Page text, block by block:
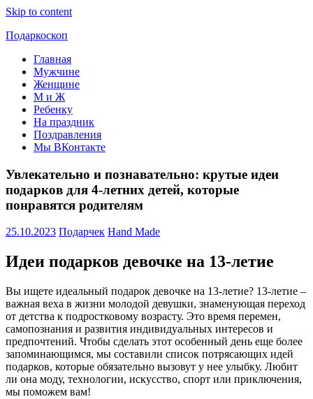
Skip to content
Подаркоскоп
Поможем
выбрать
подарить
Главная
Мужчине
Женщине
М и Ж
Ребенку
На праздник
Поздравления
Мы ВКонтакте
Увлекательно и познавательно: крутые идеи
подарков для 4-летних детей, которые
понравятся родителям
25.10.2023 Подарчек Hand Made
Идеи подарков девочке на 13-летие
Вы ищете идеальный подарок девочке на 13-летие? 13-летие –
важная веха в жизни молодой девушки, знаменующая переход
от детства к подростковому возрасту. Это время перемен,
самопознания и развития индивидуальных интересов и
предпочтений. Чтобы сделать этот особенный день еще более
запоминающимся, мы составили список потрясающих идей
подарков, которые обязательно вызовут у нее улыбку. Любит
ли она моду, технологии, искусство, спорт или приключения,
мы поможем вам!